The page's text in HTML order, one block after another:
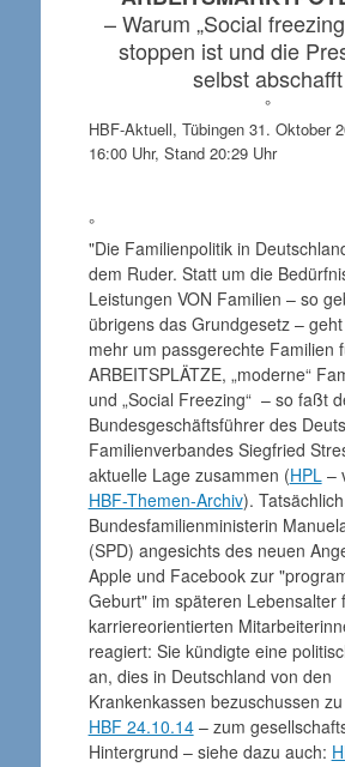
– Warum „Social
stoppen ist und die
selbst abschafft
°
HBF-Aktuell, Tübingen 31. Oktober
16:00 Uhr, Stand 20:29 Uhr
°
"Die Familienpolitik in
dem Ruder. Statt um die
Leistungen VON Familien – so
übrigens das Grundgesetz –
mehr um passgerechte Familien
ARBEITSPLÄTZE, „moderne“
und „Social Freezing“ – so faßt
Bundesgeschäftsführer des
Familienverbandes Siegfried
aktuelle Lage zusammen (HPL–
HBF-Themen-Archiv).
Bundesfamilienministerin
(SPD) angesichts des neuen
Apple und Facebook zur
Geburt" im späteren Lebensalter
karriereorientierten
reagiert: Sie kündigte eine
an, dies in Deutschland von den
Krankenkassen bezuschussen
HBF 24.10.14– zum
Hintergrund – siehe dazu auch: